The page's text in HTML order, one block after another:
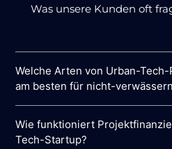
Was unsere Kunden oft
Welche Arten von Urban-
am besten für nicht-
Wie funktioniert
Tech-Startup?